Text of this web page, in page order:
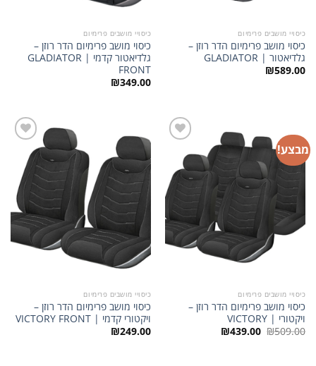
כיסויי מושבים פרימיום
כיסוי מושב פרימיום הדר רוזן –
גלדיאטור | GLADIATOR
₪589.00
כיסויי מושבים פרימיום
כיסוי מושב פרימיום הדר רוזן –
גלדיאטור קדמי | GLADIATOR
FRONT
₪349.00
מבצע!
לרשימת
המשאלות
כיסויי מושבים פרימיום
כיסוי מושב פרימיום הדר רוזן –
ויקטורי | VICTORY
₪509.00 המחיר
המקורי
₪439.00 המחיר
הנוכחי
לרשימת
המשאלות
כיסויי מושבים פרימיום
כיסוי מושב פרימיום הדר רוזן –
ויקטורי קדמי | VICTORY FRONT
₪249.00